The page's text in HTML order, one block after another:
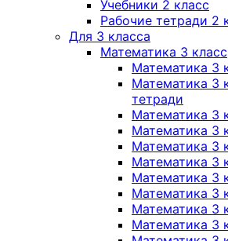
Учебники 2 класс
Рабочие тетради 2
Для 3 класса
Математика 3 класс
Математика 3
Математика 3
тетради
Математика 3
Математика 3
Математика 3
Математика 3
Математика 3
Математика 3
Математика 3
Математика 3